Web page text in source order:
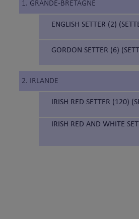
1. GRANDE-BRETAGNE
ENGLISH SETTER (2)
GORDON SETTER (6)
2. IRLANDE
IRISH RED SETTER (120)
IRISH RED AND WHITE